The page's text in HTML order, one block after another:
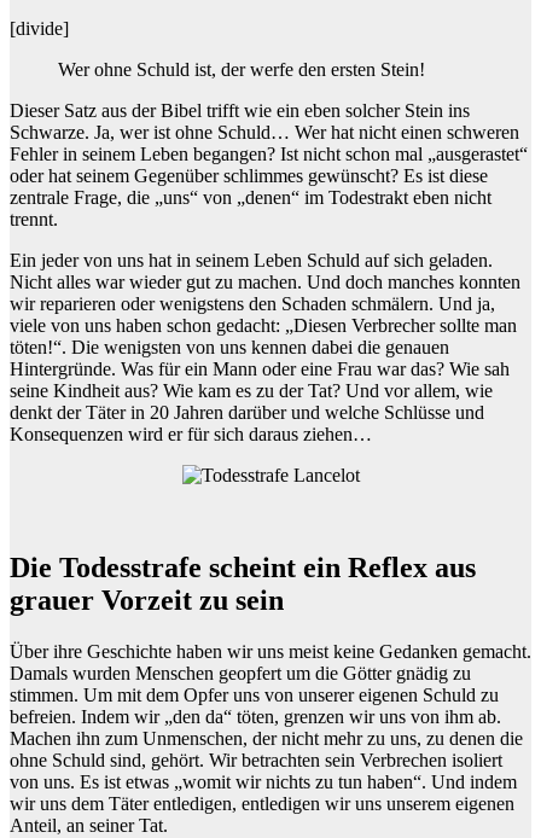
[divide]
Wer ohne Schuld ist, der werfe den ersten Stein!
Dieser Satz aus der Bibel trifft wie ein eben solcher Stein ins
Schwarze. Ja, wer ist ohne Schuld… Wer hat nicht einen schweren
Fehler in seinem Leben begangen? Ist nicht schon mal „ausgerastet“
oder hat seinem Gegenüber schlimmes gewünscht? Es ist diese
zentrale Frage, die „uns“ von „denen“ im Todestrakt eben nicht
trennt.
Ein jeder von uns hat in seinem Leben Schuld auf sich geladen.
Nicht alles war wieder gut zu machen. Und doch manches konnten
wir reparieren oder wenigstens den Schaden schmälern. Und ja,
viele von uns haben schon gedacht: „Diesen Verbrecher sollte man
töten!“. Die wenigsten von uns kennen dabei die genauen
Hintergründe. Was für ein Mann oder eine Frau war das? Wie sah
seine Kindheit aus? Wie kam es zu der Tat? Und vor allem, wie
denkt der Täter in 20 Jahren darüber und welche Schlüsse und
Konsequenzen wird er für sich daraus ziehen…
Die Todesstrafe scheint ein Reflex aus
grauer Vorzeit zu sein
Über ihre Geschichte haben wir uns meist keine Gedanken gemacht.
Damals wurden Menschen geopfert um die Götter gnädig zu
stimmen. Um mit dem Opfer uns von unserer eigenen Schuld zu
befreien. Indem wir „den da“ töten, grenzen wir uns von ihm ab.
Machen ihn zum Unmenschen, der nicht mehr zu uns, zu denen die
ohne Schuld sind, gehört. Wir betrachten sein Verbrechen isoliert
von uns. Es ist etwas „womit wir nichts zu tun haben“. Und indem
wir uns dem Täter entledigen, entledigen wir uns unserem eigenen
Anteil, an seiner Tat.